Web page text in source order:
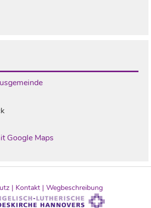
Google Maps
| Kontakt | Wegbeschreibung